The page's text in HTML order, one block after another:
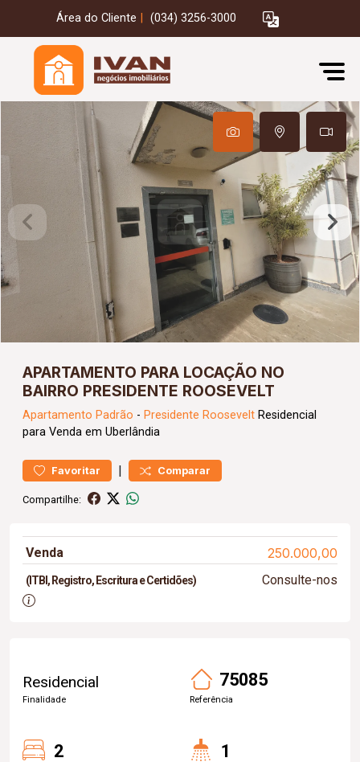
Área do Cliente (034) 3256-3000
APARTAMENTO PARA LOCAÇÃO NO
BAIRRO PRESIDENTE ROOSEVELT
Apartamento Padrão - Presidente Roosevelt Residencial
para Venda em Uberlândia
Favoritar | Comparar
Compartilhe:
Venda 250.000,00
(ITBI, Registro, Escritura e Certidões) Consulte-nos
Residencial
Finalidade
75085
Referência
2 1